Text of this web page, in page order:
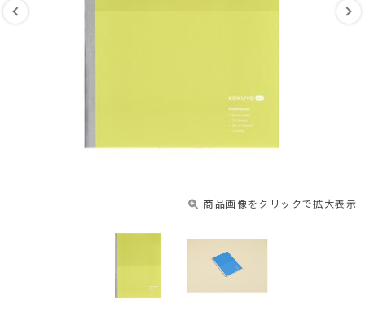
商品画像をクリックで拡大表示